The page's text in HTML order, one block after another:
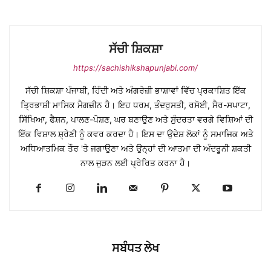
ਸੱਚੀ ਸ਼ਿਕਸ਼ਾ
https://sachishikshapunjabi.com/
ਸੱਚੀ ਸ਼ਿਕਸ਼ਾ ਪੰਜਾਬੀ, ਹਿੰਦੀ ਅਤੇ ਅੰਗਰੇਜ਼ੀ ਭਾਸ਼ਾਵਾਂ ਵਿੱਚ ਪ੍ਰਕਾਸ਼ਿਤ ਇੱਕ
ਤ੍ਰਿਭਾਸ਼ੀ ਮਾਸਿਕ ਮੈਗਜ਼ੀਨ ਹੈ। ਇਹ ਧਰਮ, ਤੰਦਰੁਸਤੀ, ਰਸੋਈ, ਸੈਰ-ਸਪਾਟਾ,
ਸਿੱਖਿਆ, ਫੈਸ਼ਨ, ਪਾਲਣ-ਪੋਸ਼ਣ, ਘਰ ਬਣਾਉਣ ਅਤੇ ਸੁੰਦਰਤਾ ਵਰਗੇ ਵਿਸ਼ਿਆਂ ਦੀ
ਇੱਕ ਵਿਸ਼ਾਲ ਸ਼੍ਰੇਣੀ ਨੂੰ ਕਵਰ ਕਰਦਾ ਹੈ। ਇਸ ਦਾ ਉਦੇਸ਼ ਲੋਕਾਂ ਨੂੰ ਸਮਾਜਿਕ ਅਤੇ
ਅਧਿਆਤਮਿਕ ਤੌਰ 'ਤੇ ਜਗਾਉਣਾ ਅਤੇ ਉਨ੍ਹਾਂ ਦੀ ਆਤਮਾ ਦੀ ਅੰਦਰੂਨੀ ਸ਼ਕਤੀ
ਨਾਲ ਜੁੜਨ ਲਈ ਪ੍ਰੇਰਿਤ ਕਰਨਾ ਹੈ।
ਸਬੰਧਤ ਲੇਖ